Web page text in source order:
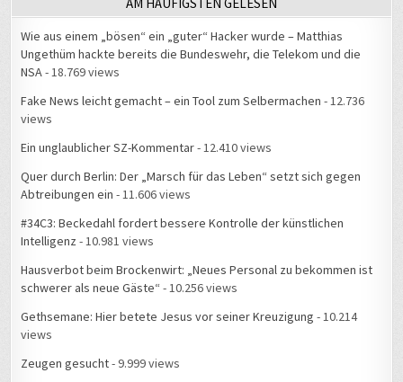
AM HÄUFIGSTEN GELESEN
Wie aus einem „bösen“ ein „guter“ Hacker wurde – Matthias
Ungethüm hackte bereits die Bundeswehr, die Telekom und die
NSA- 18.769 views
Fake News leicht gemacht – ein Tool zum Selbermachen - 12.736
views
Ein unglaublicher SZ-Kommentar- 12.410 views
Quer durch Berlin: Der „Marsch für das Leben“ setzt sich gegen
Abtreibungen ein - 11.606 views
#34C3: Beckedahl fordert bessere Kontrolle der künstlichen
Intelligenz - 10.981 views
Hausverbot beim Brockenwirt: „Neues Personal zu bekommen ist
schwerer als neue Gäste“ - 10.256 views
Gethsemane: Hier betete Jesus vor seiner Kreuzigung - 10.214
views
Zeugen gesucht- 9.999 views